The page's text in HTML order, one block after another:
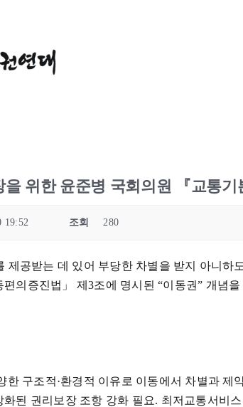
위한 윤준병 국회의원 『교통기
19:52 조회 280
공받는 데 있어 부당한 차별을 받지 아니
의증진법」 제3조에 명시된 “이동권” 개념
한 구조적·환경적 이유로 이동에서 차별과
된 권리보장 조항 강화 필요. 최저교통서비